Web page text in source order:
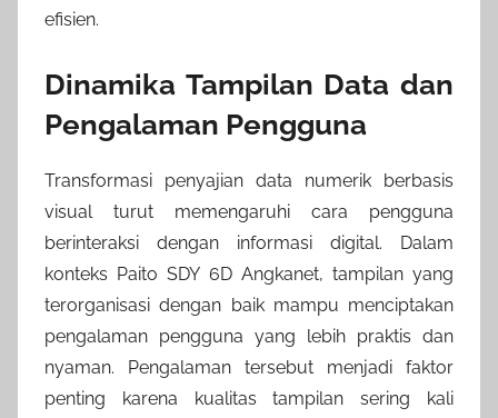
efisien.
Dinamika Tampilan Data dan
Pengalaman Pengguna
Transformasi penyajian data numerik berbasis
visual turut memengaruhi cara pengguna
berinteraksi dengan informasi digital. Dalam
konteks Paito SDY 6D Angkanet, tampilan yang
terorganisasi dengan baik mampu menciptakan
pengalaman pengguna yang lebih praktis dan
nyaman. Pengalaman tersebut menjadi faktor
penting karena kualitas tampilan sering kali